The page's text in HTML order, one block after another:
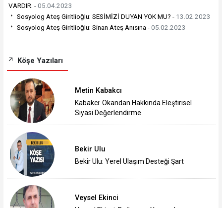
VARDIR. -05.04.2023
Sosyolog Ateş Giritlioğlu: SESİMİZİ DUYAN YOK MU? - 13.02.2023
Sosyolog Ateş Giritlioğlu: Sinan Ateş Anısına -05.02.2023
Köşe Yazıları
Metin Kabakcı
Kabakcı: Okandan Hakkında Eleştirisel
Siyasi Değerlendirme
Bekir Ulu
Bekir Ulu: Yerel Ulaşım Desteği Şart
Veysel Ekinci